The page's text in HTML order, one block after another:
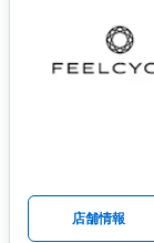
店舗情報